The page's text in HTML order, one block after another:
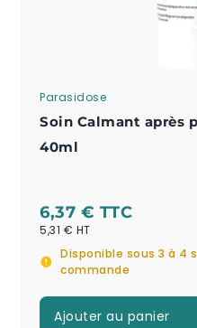
Parasidose
Soin Calmant après
40ml
6,37 €
5,31 €
Disponible sous 3 à 4
commande
Ajouter au panier